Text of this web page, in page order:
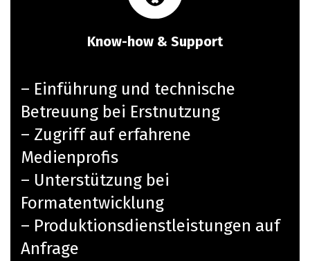
Know-how & Support
– Einführung und technische
Betreuung bei Erstnutzung
– Zugriff auf erfahrene
Medienprofis
– Unterstützung bei
Formatentwicklung
– Produktionsdienstleistungen auf
Anfrage